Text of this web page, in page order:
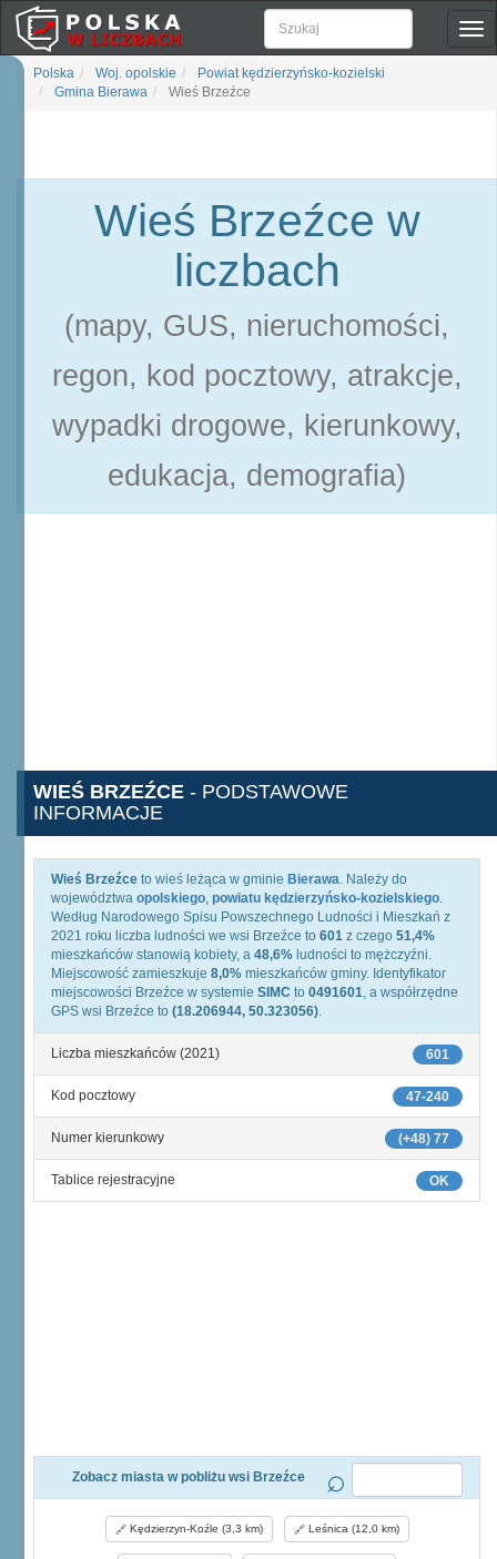
Polska Woj. opolskie
Powiat kędzierzyńsko-kozielski
Gmina Bierawa
Wieś Brzeźce
Wieś Brzeźce w
liczbach
(mapy, GUS, nieruchomości,
regon, kod pocztowy, atrakcje,
wypadki drogowe, kierunkowy,
edukacja, demografia)
WIEŚ BRZEŹCE - PODSTAWOWE
INFORMACJE
Wieś Brzeźce to wieś leżąca w gminie Bierawa. Należy do
województwa opolskiego, powiatu kędzierzyńsko-kozielskiego.
Według Narodowego Spisu Powszechnego Ludności i Mieszkań z
2021 roku liczba ludności we wsi Brzeźce to 601 z czego 51,4%
mieszkańców stanowią kobiety, a 48,6% ludności to mężczyźni.
Miejscowość zamieszkuje 8,0% mieszkańców gminy. Identyfikator
miejscowości Brzeźce w systemie SIMC to 0491601, a współrzędne
GPS wsi Brzeźce to (18.206944, 50.323056).
601
Liczba mieszkańców (2021)
47-240
Kod pocztowy
(+48) 77
Numer kierunkowy
OK
Tablice rejestracyjne
Zobacz miasta w pobliżu wsi Brzeźce
Kędzierzyn-Koźle (3,3 km) Leśnica (12,0 km)